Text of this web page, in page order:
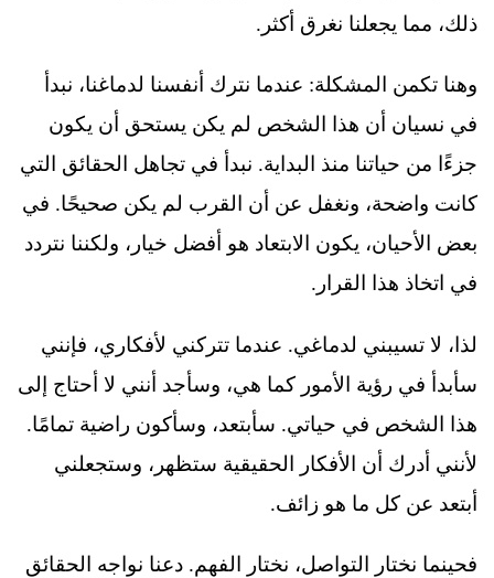
ذلك، مما يجعلنا نغرق أكثر.
وهنا تكمن المشكلة: عندما نترك أنفسنا لدماغنا، نبدأ
في نسيان أن هذا الشخص لم يكن يستحق أن يكون
جزءًا من حياتنا منذ البداية. نبدأ في تجاهل الحقائق التي
كانت واضحة، ونغفل عن أن القرب لم يكن صحيحًا. في
بعض الأحيان، يكون الابتعاد هو أفضل خيار، ولكننا نتردد
في اتخاذ هذا القرار.
لذا، لا تسيبني لدماغي. عندما تتركني لأفكاري، فإنني
سأبدأ في رؤية الأمور كما هي، وسأجد أنني لا أحتاج إلى
هذا الشخص في حياتي. سأبتعد، وسأكون راضية تمامًا.
لأنني أدرك أن الأفكار الحقيقية ستظهر، وستجعلني
أبتعد عن كل ما هو زائف.
فحينما نختار التواصل، نختار الفهم. دعنا نواجه الحقائق